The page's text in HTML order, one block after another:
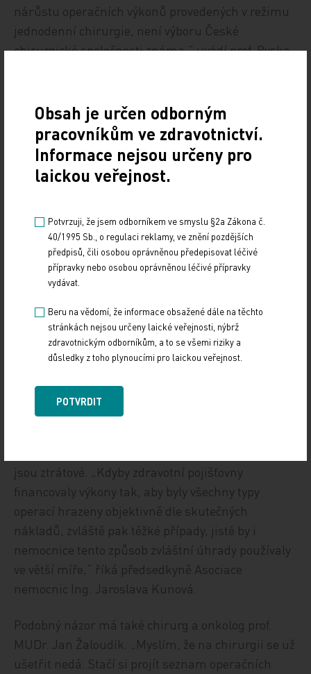
nárůstu operačních výkonů provedených v režimu
jednodenní chirurgie, není výboru České
chirurgické společnosti známa,“ uvádí prof. Ryska
jednodenní chirurgie s vědomím, že by měl
podpořit chirurgická pracoviště k efektivnímu
využívání lůžkového fondu a personálního
zajištění. Původně se jednalo především o malá
chirurgická pracoviště. Nicméně v průběhu
pracoviště bude zvýšení podílu jednodenní
chirurgie přínosné. V průběhu posledního období
jsou však platby za menší chirurgické výkony
výhodnější při krátkodobé hospitalizaci než v
Jednoduché operace za den. A kdo zaplatí drahou
operativu?
Otázka jednodenní chirurgie má ještě další aspekt.
Pokud by nemocnice prováděly „jednoduché“
jsou ztrátové. „Kdyby zdravotní pojišťovny
financovaly výkony tak, aby byly všechny typy
operací hrazeny objektivně dle skutečných
nákladů, zvláště pak těžké případy, jistě by i
nemocnice tento způsob zvláštní úhrady používaly
ve větší míře,“ říká předsedkyně Asociace
nemocnic Ing. Jaroslava Kunová.
Podobný názor má také chirurg a onkolog prof.
MUDr. Jan Žaloudík. „Myslím, že na chirurgii se už
ušetřit nedá. Stačí si projít seznam operačních
Obsah je určen odborným
pracovníkům ve zdravotnictví.
Informace nejsou určeny pro
laickou veřejnost.
Potvrzuji, že jsem odborníkem ve smyslu §2a Zákona č.
40/1995 Sb., o regulaci reklamy, ve znění pozdějších
předpisů, čili osobou oprávněnou předepisovat léčivé
přípravky nebo osobou oprávněnou léčivé přípravky
vydávat.
Beru na vědomí, že informace obsažené dále na těchto
stránkách nejsou určeny laické veřejnosti, nýbrž
zdravotnickým odborníkům, a to se všemi riziky a
důsledky z toho plynoucími pro laickou veřejnost.
POTVRDIT